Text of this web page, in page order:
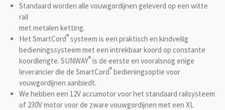
Standaard worden alle vouwgordijnen geleverd op een witte
rail
met metalen ketting.
Het SmartCord®systeem is een praktisch en kindveilig
bedieningssysteem met een intrekbaar koord op constante
koordlengte. SUNWAY®is de eerste en vooralsnog enige
leverancier die de SmartCord®bedieningsoptie voor
vouwgordijnen aanbiedt.
We hebben een 12V accumotor voor het standaard railsysteem
of 230V motor voor de zware vouwgordijnen met een XL